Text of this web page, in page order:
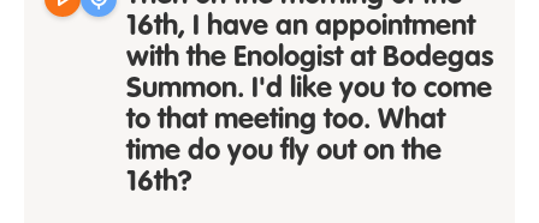
16th, I have an appointment
with the Enologist at Bodegas
Summon. I'd like you to come
to that meeting too. What
time do you fly out on the
16th?